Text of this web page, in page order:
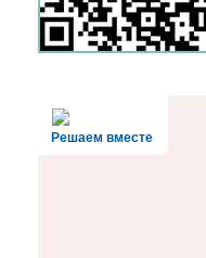
Решаем вместе